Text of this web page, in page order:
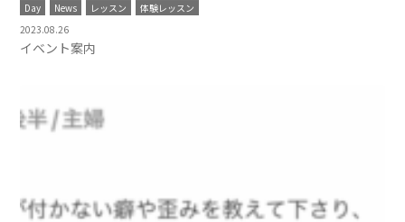
Day News レッスン
体験レッスン
2023.08.26
イベント案内